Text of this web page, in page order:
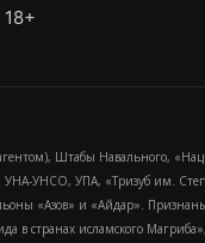
Штабы Навального,
УНА-УНСО, УПА, «Тризуб им.
«Азов» и «Айдар».
в странах исламского